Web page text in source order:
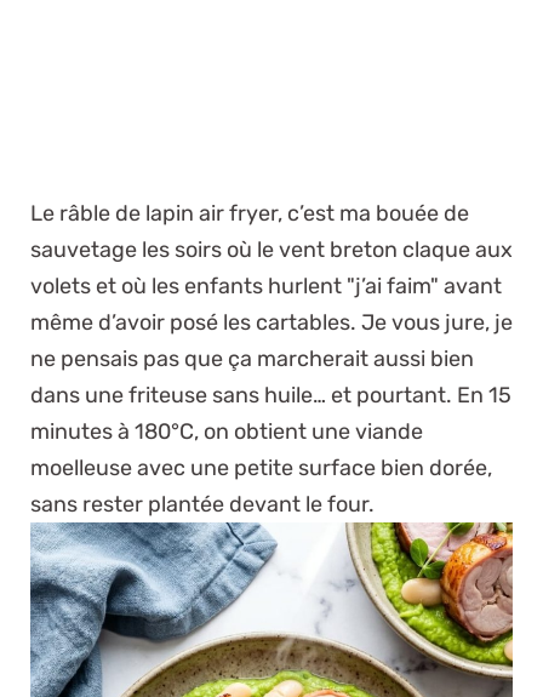
Le râble de lapin air fryer, c’est ma bouée de
sauvetage les soirs où le vent breton claque aux
volets et où les enfants hurlent "j’ai faim" avant
même d’avoir posé les cartables. Je vous jure, je
ne pensais pas que ça marcherait aussi bien
dans une friteuse sans huile… et pourtant. En 15
minutes à 180°C, on obtient une viande
moelleuse avec une petite surface bien dorée,
sans rester plantée devant le four.